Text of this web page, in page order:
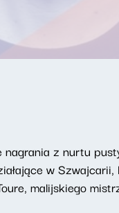
z nurtu
w
malijskiego